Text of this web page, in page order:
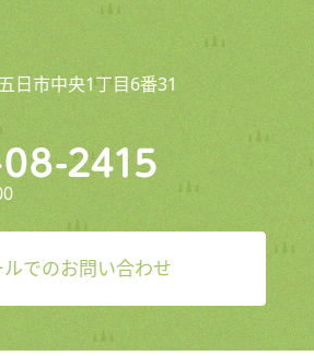
日市中央1丁目6番31
ルでのお問い合わせ